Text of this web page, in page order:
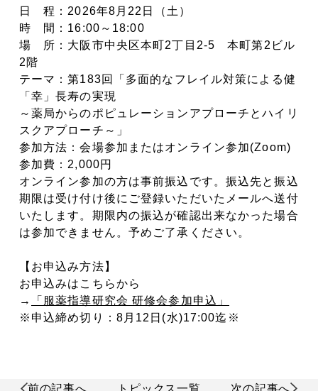
日 程：2026年8月22日（土）
時 間：16:00～18:00
場 所：大阪市中央区本町2丁目2-5 本町第2ビル
2階
テーマ：第183回「多面的なフレイル対策による健
「幸」長寿の実現
～薬局からのポピュレーションアプローチとハイリ
スクアプローチ～」
参加方法：会場参加またはオンライン参加(Zoom)
参加費：2,000円
オンライン参加の方は事前振込です。振込先と振込
期限は受け付け後にご登録いただいたメールへ送付
いたします。期限内の振込が確認出来なかった場合
は参加できません。予めご了承ください。
【お申込み方法】
お申込みはこちらから
→
「服薬指導研究会 研修会参加申込」
※申込締め切り：8月12日(水)17:00迄※
前の記事へ トピックス一覧 次の記事へ